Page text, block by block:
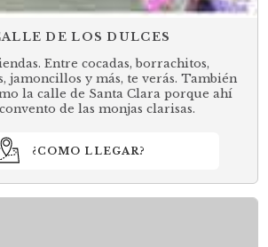
DE LOS DULCES
Entre cocadas, borrachitos,
jamoncillos y más, te verás. También
la calle de Santa Clara porque ahí
de las monjas clarisas.
¿COMO LLEGAR?